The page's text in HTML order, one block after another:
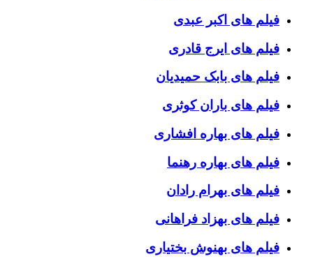
فیلم های اکبر عبدی
فیلم های ایرج قادری
فیلم های بابک حمیدیان
فیلم های باران کوثری
فیلم های بهاره افشاری
فیلم های بهاره رهنما
فیلم های بهرام رادان
فیلم های بهزاد فراهانی
فیلم های بهنوش بختیاری